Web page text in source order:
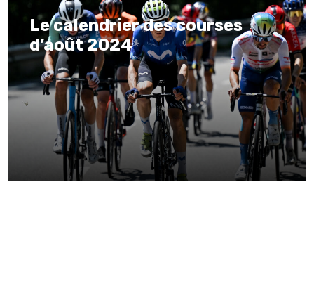
Le calendrier des courses
d’août 2024